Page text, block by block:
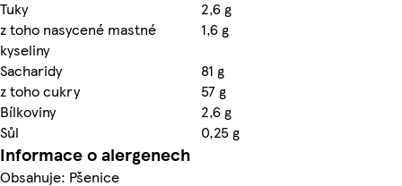
Tuky
2,6 g
z toho nasycené mastné
kyseliny
1,6 g
Sacharidy
81 g
z toho cukry
57 g
Bílkoviny
2,6 g
Sůl
0,25 g
Informace o alergenech
Obsahuje: Pšenice